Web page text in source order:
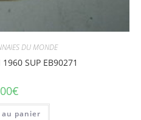
DU MONDE
SUP EB90271
€
panier